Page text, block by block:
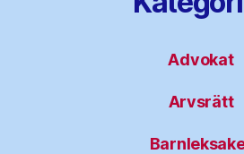
Advokat
Arvsrätt